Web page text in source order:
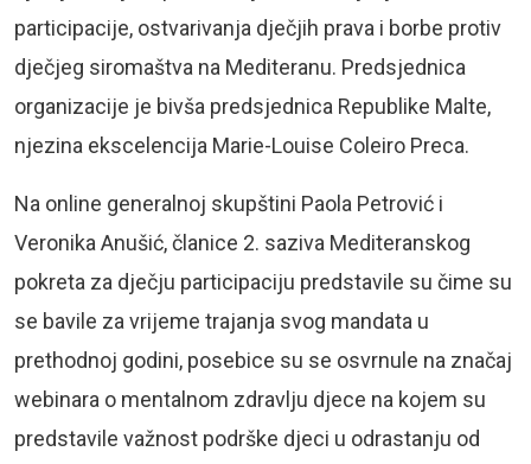
participacije, ostvarivanja dječjih prava i borbe protiv
dječjeg siromaštva na Mediteranu. Predsjednica
organizacije je bivša predsjednica Republike Malte,
njezina ekscelencija Marie-Louise Coleiro Preca.
Na online generalnoj skupštini Paola Petrović i
Veronika Anušić, članice 2. saziva Mediteranskog
pokreta za dječju participaciju predstavile su čime su
se bavile za vrijeme trajanja svog mandata u
prethodnoj godini, posebice su se osvrnule na značaj
webinara o mentalnom zdravlju djece na kojem su
predstavile važnost podrške djeci u odrastanju od